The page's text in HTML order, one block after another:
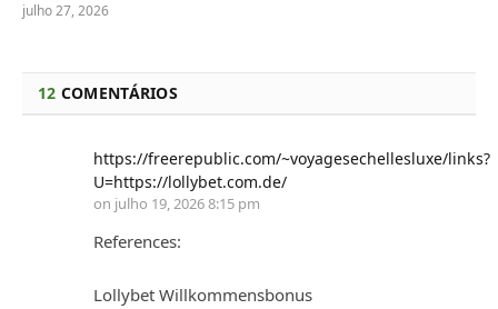
julho 27, 2026
12 COMENTÁRIOS
https://freerepublic.com/~voyagesechellesluxe/links?
U=https://lollybet.com.de/
on julho 19, 2026 8:15 pm
References:
Lollybet Willkommensbonus